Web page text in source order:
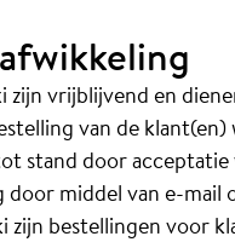
vrijblijvend en
van de
stand door acceptatie
middel van e-mail
zijn bestellingen voor